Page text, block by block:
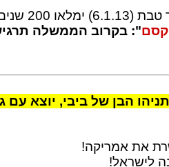
להילולת הצדיק זלמן שניאור.
קסם": בקרוב הממשלה
הבן של ביבי, יוצא
את אמריקה!
לישראל!